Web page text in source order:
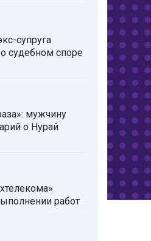
супруга
судебном споре
мужчину
о Нурай
работ